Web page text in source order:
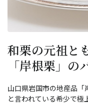
和栗の元祖と
「岸根栗」
山口県岩国市の地産品
と言われている希少で